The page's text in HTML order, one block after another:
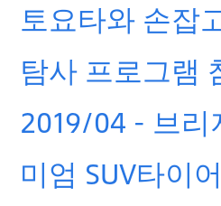
토요타와 손잡
탐사 프로그램
2019/04 - 브리
미엄 SUV타이